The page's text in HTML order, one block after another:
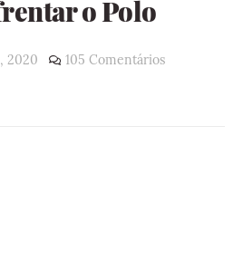
o Polo
2020 105 Comentários